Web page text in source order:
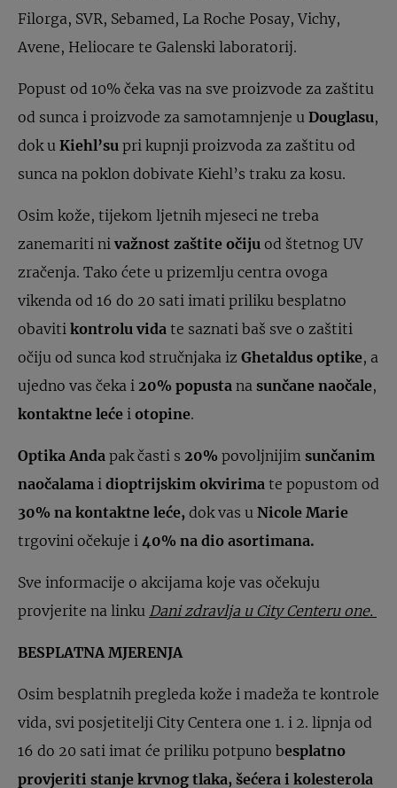
Filorga, SVR, Sebamed, La Roche Posay, Vichy,
Avene, Heliocare te Galenski laboratorij.
Popust od 10% čeka vas na sve proizvode za zaštitu
od sunca i proizvode za samotamnjenje u Douglasu,
dok u Kiehl’su pri kupnji proizvoda za zaštitu od
sunca na poklon dobivate Kiehl’s traku za kosu.
Osim kože, tijekom ljetnih mjeseci ne treba
zanemariti ni važnost zaštite očiju od štetnog UV
zračenja. Tako ćete u prizemlju centra ovoga
vikenda od 16 do 20 sati imati priliku besplatno
obaviti kontrolu vida te saznati baš sve o zaštiti
očiju od sunca kod stručnjaka iz Ghetaldus optike, a
ujedno vas čeka i 20% popusta na sunčane naočale,
kontaktne leće i otopine.
Optika Anda pak časti s 20% povoljnijim sunčanim
naočalama i dioptrijskim okvirima te popustom od
30% na kontaktne leće, dok vas u Nicole Marie
trgovini očekuje i 40% na dio asortimana.
Sve informacije o akcijama koje vas očekuju
provjerite na linku Dani zdravlja u City Centeru one.
BESPLATNA MJERENJA
Osim besplatnih pregleda kože i madeža te kontrole
vida, svi posjetitelji City Centera one 1. i 2. lipnja od
16 do 20 sati imat će priliku potpuno besplatno
provjeriti stanje krvnog tlaka, šećera i kolesterola